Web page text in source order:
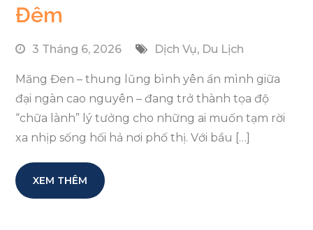
Đêm
3 Tháng 6, 2026 Dịch Vụ, Du Lịch
Măng Đen – thung lũng bình yên ẩn mình giữa
đại ngàn cao nguyên – đang trở thành tọa độ
“chữa lành” lý tưởng cho những ai muốn tạm rời
xa nhịp sống hối hả nơi phố thị. Với bầu […]
XEM THÊM